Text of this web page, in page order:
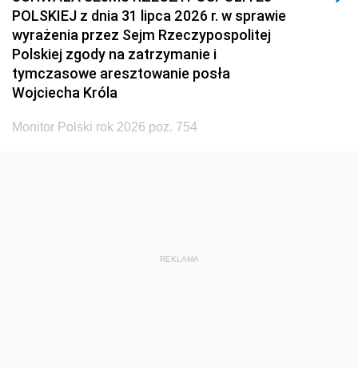
POLSKIEJ z dnia 31 lipca 2026 r. w sprawie
wyrażenia przez Sejm Rzeczypospolitej
Polskiej zgody na zatrzymanie i
tymczasowe aresztowanie posła
Wojciecha Króla
Monitor Polski rok 2026 poz. 754
REKLAMA